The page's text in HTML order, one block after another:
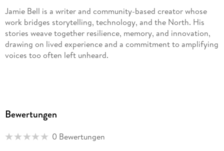
Jamie Bell is a writer and community-based creator whose
work bridges storytelling, technology, and the North. His
stories weave together resilience, memory, and innovation,
drawing on lived experience and a commitment to amplifying
voices too often left unheard.
Bewertungen
0 Bewertungen